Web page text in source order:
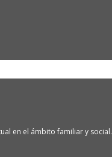
en el ámbito familiar y social.